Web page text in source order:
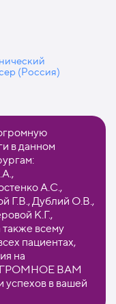
(Россия)
в данном
А.С.,
Г.В., Дублий О.В.,
К.Г.,
всему
пациентах,
на
ОГРОМНОЕ ВАМ
в вашей